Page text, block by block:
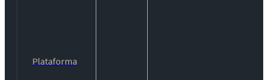
Plataforma